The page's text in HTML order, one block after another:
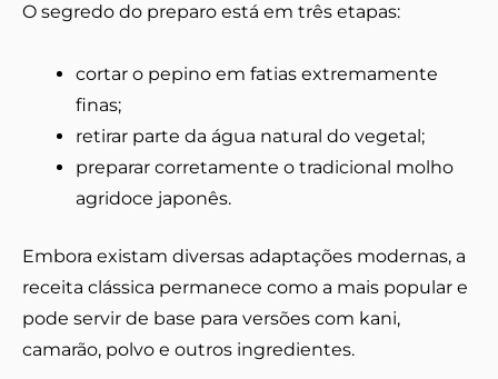
O segredo do preparo está em três etapas:
cortar o pepino em fatias extremamente
finas;
retirar parte da água natural do vegetal;
preparar corretamente o tradicional molho
agridoce japonês.
Embora existam diversas adaptações modernas, a
receita clássica permanece como a mais popular e
pode servir de base para versões com kani,
camarão, polvo e outros ingredientes.